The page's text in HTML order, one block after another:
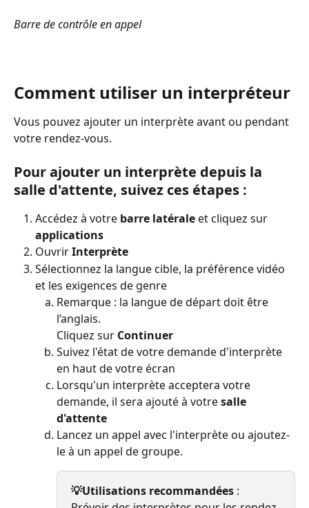
Barre de contrôle en appel
Comment utiliser un interpréteur
Vous pouvez ajouter un interprète avant ou pendant
votre rendez-vous.
Pour ajouter un interprète depuis la
salle d'attente, suivez ces étapes :
Accédez à votre barre latérale et cliquez sur
applications
Ouvrir Interprète
Sélectionnez la langue cible, la préférence vidéo
et les exigences de genre
Remarque : la langue de départ doit être
l’anglais.
Cliquez sur Continuer
Suivez l'état de votre demande d'interprète
en haut de votre écran
Lorsqu'un interprète acceptera votre
demande, il sera ajouté à votre salle
d'attente
Lancez un appel avec l'interprète ou ajoutez-
le à un appel de groupe.
💡Utilisations recommandées :